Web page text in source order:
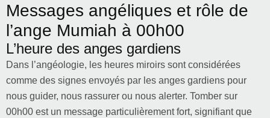
Messages angéliques et rôle de
l’ange Mumiah à 00h00
L’heure des anges gardiens
Dans l’angéologie, les heures miroirs sont considérées
comme des signes envoyés par les anges gardiens pour
nous guider, nous rassurer ou nous alerter. Tomber sur
00h00 est un message particulièrement fort, signifiant que